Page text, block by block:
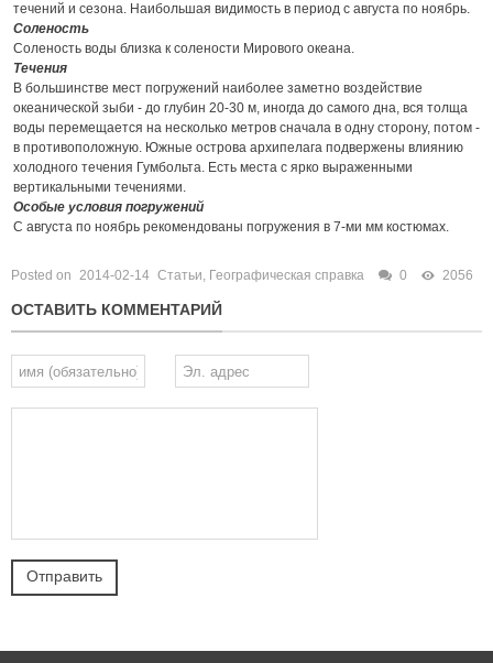
течений и сезона. Наибольшая видимость в период с августа по ноябрь.
Соленость
Соленость воды близка к солености Мирового океана.
Течения
В большинстве мест погружений наиболее заметно воздействие
океанической зыби - до глубин 20-30 м, иногда до самого дна, вся толща
воды перемещается на несколько метров сначала в одну сторону, потом -
в противоположную. Южные острова архипелага подвержены влиянию
холодного течения Гумбольта. Есть места с ярко выраженными
вертикальными течениями.
Особые условия погружений
С августа по ноябрь рекомендованы погружения в 7-ми мм костюмах.
Posted on 2014-02-14 Статьи, Географическая справка 0 2056
ОСТАВИТЬ КОММЕНТАРИЙ